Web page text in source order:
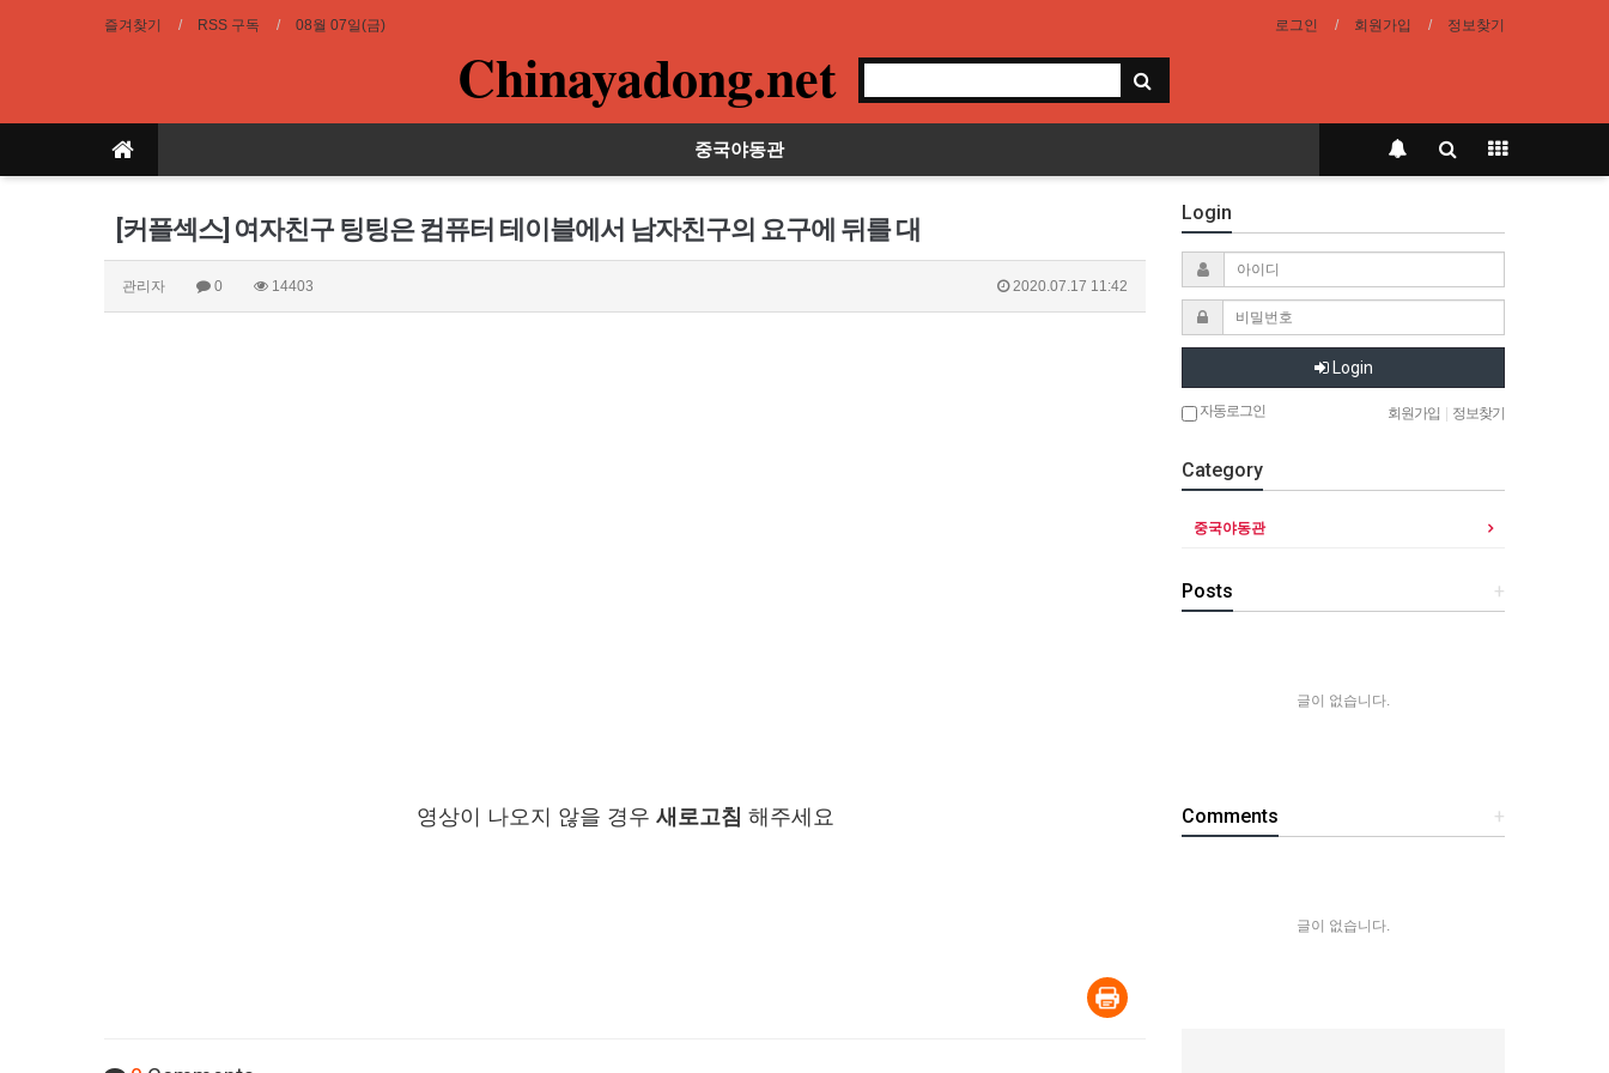
즐겨찾기 RSS 구독 08월 07일(금) 로그인 회원가입 정보찾기
Chinayadong.net
중국야동관
[커플섹스] 여자친구 팅팅은 컴퓨터 테이블에서 남자친구의 요구에 뒤를 대
관리자 0 14403 2020.07.17 11:42
영상이 나오지 않을 경우 새로고침 해주세요
Login
Login
자동로그인 회원가입 정보찾기
Category
중국야동관
+
Posts
글이 없습니다.
+
Comments
글이 없습니다.